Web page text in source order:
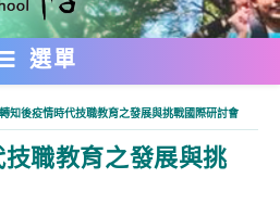
選單
轉知後疫情時代技職教育之發展與挑戰國際研討會
職教育之發展與挑